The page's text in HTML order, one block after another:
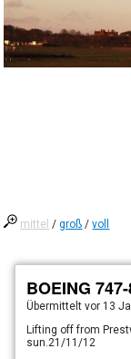
mittel /groß /voll
BOEING
Übermitteltvor 13
Lifting off from
sun.21/11/12